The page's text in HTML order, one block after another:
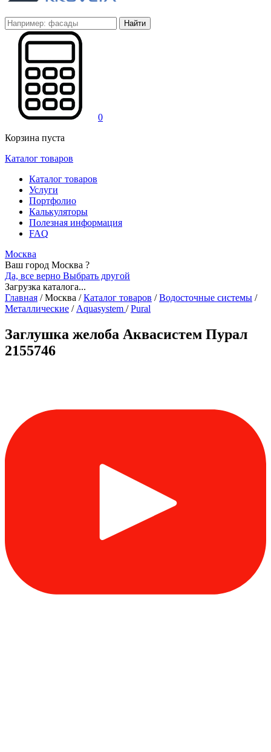
Найти
0
Корзина пуста
Каталог товаров
Каталог товаров
Услуги
Портфолио
Калькуляторы
Полезная информация
FAQ
Москва
Ваш город Москва ?
Да, все верно Выбрать другой
Загрузка каталога...
Главная /Москва / Каталог товаров / Водосточные системы /
Металлические / Aquasystem / Pural
Заглушка желоба Аквасистем Пурал
2155746